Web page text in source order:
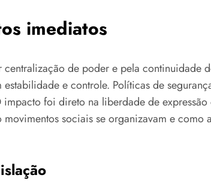
imediatos
de poder e pela continuidade
e controle. Políticas de
foi direto na liberdade de expressão
sociais se organizavam e como